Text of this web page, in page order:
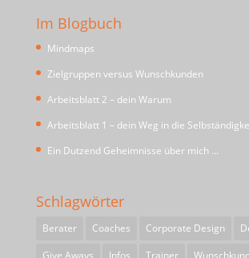
Im Blogbuch
Mindmaps
Zielgruppen versus Wunschkunden
Arbeitsblatt 2 – dein Warum
Arbeitsblatt 1 – dein Weg in die
Ein Dutzend Geheimnisse über mich …
Schlagwörter
Berater Coaches Corporate Design
Give Aways
Infos Trainer